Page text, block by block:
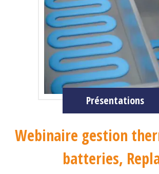
Présentations
Webinaire gestion
batteries,